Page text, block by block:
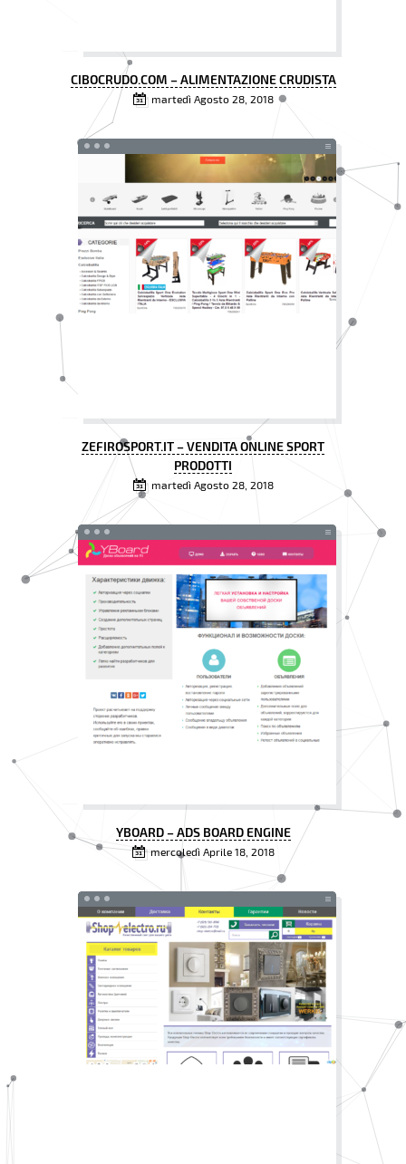
CIBOCRUDO.COM – ALIMENTAZIONE CRUDISTA
martedì Agosto 28, 2018
ZEFIROSPORT.IT – VENDITA ONLINE SPORT
PRODOTTI
martedì Agosto 28, 2018
YBOARD – ADS BOARD ENGINE
mercoledì Aprile 18, 2018